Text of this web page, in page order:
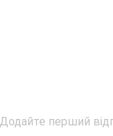
Додайте перший